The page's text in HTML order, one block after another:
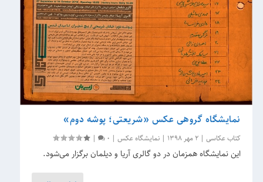
نمایشگاه گروهی عکس «شریعتی؛ پوشه دوم»
کتاب عکاسی |2 مهر 1398 |نمایشگاه عکس |
0
|
این نمایشگاه همزمان در دو گالری آریا و دیلمان برگزار می‌‌شود.